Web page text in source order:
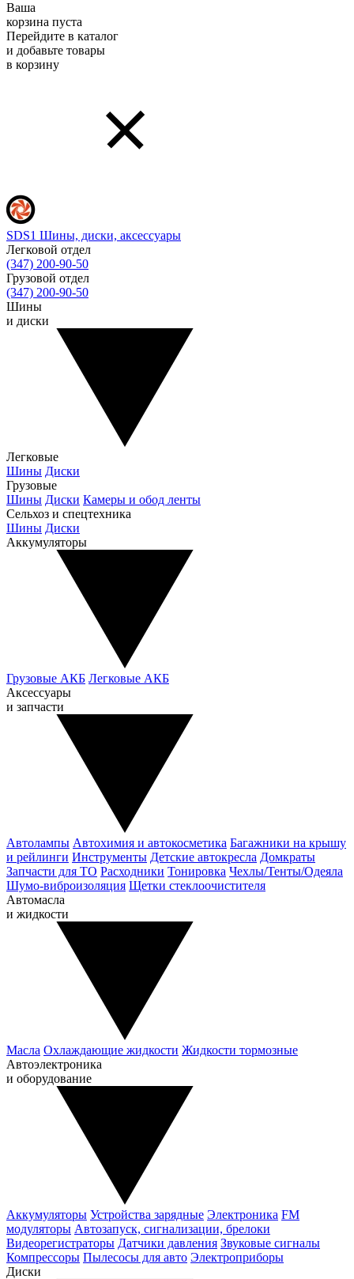
Ваша
корзина пуста
Перейдите в каталог
и добавьте товары
в корзину
SDS1 Шины, диски, аксессуары
Легковой отдел
(347) 200-90-50
Грузовой отдел
(347) 200-90-50
Шины
и диски
Легковые
Шины Диски
Грузовые
Шины Диски Камеры и обод ленты
Сельхоз и спецтехника
Шины Диски
Аккумуляторы
Грузовые АКБ Легковые АКБ
Аксессуары
и запчасти
Автолампы Автохимия и автокосметика Багажники на крышу
и рейлинги Инструменты Детские автокресла Домкраты
Запчасти для ТО Расходники Тонировка Чехлы/Тенты/Одеяла
Шумо-виброизоляция Щетки стеклоочистителя
Автомасла
и жидкости
Масла Охлаждающие жидкости Жидкости тормозные
Автоэлектроника
и оборудование
Аккумуляторы Устройства зарядные Электроника FM
модуляторы Автозапуск, сигнализации, брелоки
Видеорегистраторы Датчики давления Звуковые сигналы
Компрессоры Пылесосы для авто Электроприборы
Диски